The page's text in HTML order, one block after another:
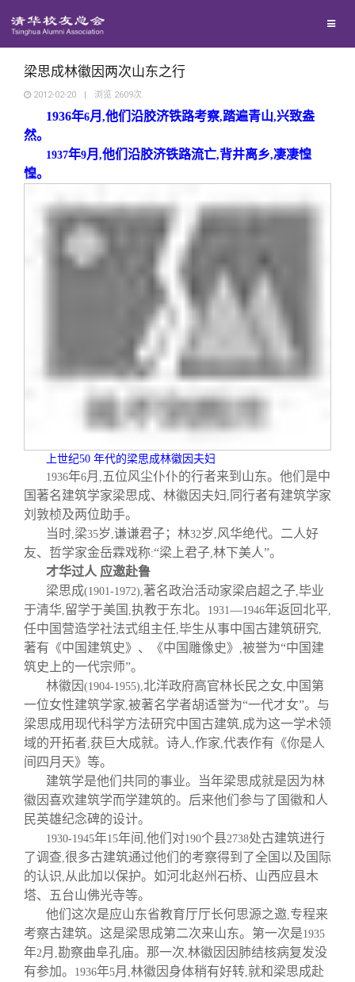
西南联大校友会
义工计划
新媒体平台
青春风采
校友文苑
校友视界
终身学习
信息化服务
实用信息
总会简介
总会章程
理事会名单
制度法规
联系我们
梁思成林徽因两次山东之行
2012-02-20 | 浏览 2609次
1936年6月 ,他们沿胶济铁路考察,踏遍青山,兴致盎
然。
1937年9月 ,他们沿胶济铁路流亡,背井离乡,凄凄惶
惶。
上世纪50 年代的梁思成林徽因夫妇
1936年6月 五位风尘仆仆的行者来到山东。他们是中
国著名建筑学家梁思成、林徽因夫妇 同行者有建筑学家
刘敦桢及两位助手。
当时 梁35岁 谦谦君子；林32岁 风华绝代。二人好
友、哲学家金岳霖戏称:“梁上君子 林下美人”。
才华过人 应邀赴鲁
梁思成(1901-1972), 著名政治活动家梁启超之子 毕业
于清华 留学于美国 执教于东北。 1931—1946年返回北平
任中国营造学社法式组主任 毕生从事中国古建筑研究
著有《中国建筑史》、《中国雕像史》
被誉为“中国建
筑史上的一代宗师”。
林徽因 (1904-1955), 北洋政府高官林长民之女 中国第
一位女性建筑学家 被著名学者胡适誉为“一代才女”。与
梁思成用现代科学方法研究中国古建筑 成为这一学术领
域的开拓者 获巨大成就。诗人 作家 代表作有《你是人
间四月天》等。
建筑学是他们共同的事业。当年梁思成就是因为林
徽因喜欢建筑学而学建筑的。后来他们参与了国徽和人
民英雄纪念碑的设计。
1930-1945年15年间 他们对190个县2738处古建筑进行
了调查 很多古建筑通过他们的考察得到了全国以及国际
的认识 从此加以保护。如河北赵州石桥、山西应县木
塔、五台山佛光寺等。
他们这次是应山东省教育厅厅长何思源之邀 专程来
考察古建筑。这是梁思成第二次来山东。第一次是1935
年2 月 勘察曲阜孔庙。那一次 林徽因因肺结核病复发没
有参加。
1936年5月 林徽因身体稍有好转 就和梁思成赴